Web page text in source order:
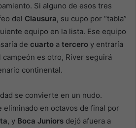
Si alguno de esos tres
del Clausura, su cupo por “tabla”
equipo en la lista. Ese equipo
de cuarto a tercero y entraría
campeón es otro, River seguirá
continental.
se convierte en un nudo.
eliminado en octavos de final por
, y Boca Juniors dejó afuera a